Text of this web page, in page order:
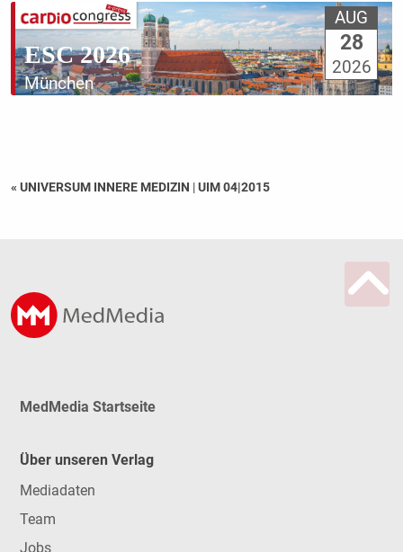
ESC 2026
München
AUG
28
2026
« UNIVERSUM INNERE MEDIZIN |UIM 04|2015
MedMedia Startseite
Über unseren Verlag
Mediadaten
Team
Jobs